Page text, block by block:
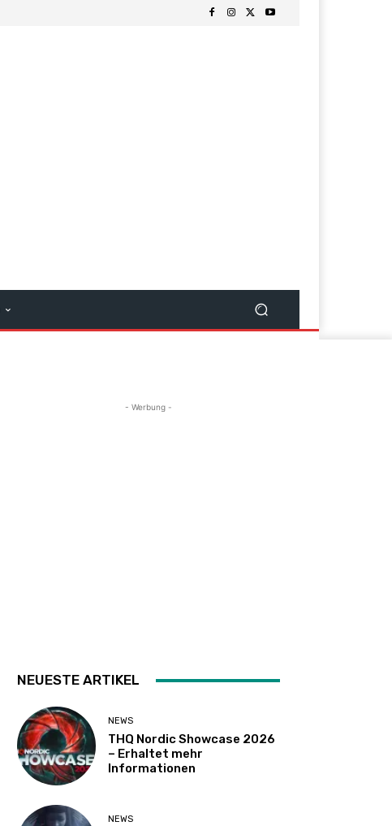
- Werbung -
NEUESTE ARTIKEL
NEWS
THQ Nordic Showcase 2026
– Erhaltet mehr
Informationen
NEWS